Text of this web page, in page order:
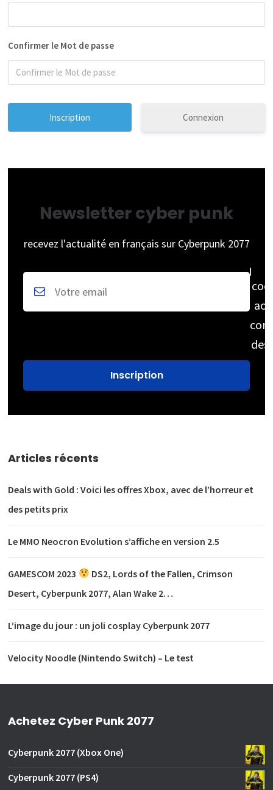
Confirmer le Mot de passe
Connexion
Newsletter cyber punk
recevez l'actualité en français sur Cyberpunk 2077
des
Articles récents
Deals with Gold : Voici les offres Xbox, avec de l’horreur et
des petits prix
Le MMO Neocron Evolution s’affiche en version 2.5
GAMESCOM 2023
DS2, Lords of the Fallen, Crimson
Desert, Cyberpunk 2077, Alan Wake 2…
L’image du jour : un joli cosplay Cyberpunk 2077
Velocity Noodle (Nintendo Switch) – Le test
Achetez Cyber Punk 2077
Cyberpunk 2077 (Xbox One)
Cyberpunk 2077 (PS4)